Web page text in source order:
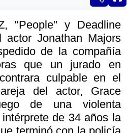
"People" y Deadline
actor Jonathan Majors
de la compañía
que un jurado en
culpable en el
del actor, Grace
de una violenta
de 34 años la